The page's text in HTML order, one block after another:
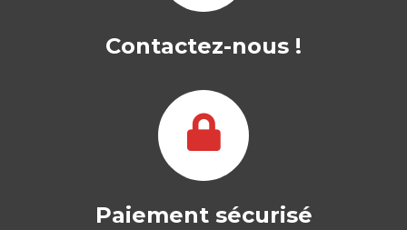
LES PAYS…
L’exclusion financière demeure un
concept historique et transversal à tous
30,00
Contactez-nous !
Paiement sécurisé